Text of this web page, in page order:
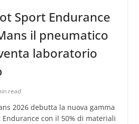
Sport Endurance
il pneumatico
laboratorio
read
2026 debutta la nuova gamma
con il 50% di materiali